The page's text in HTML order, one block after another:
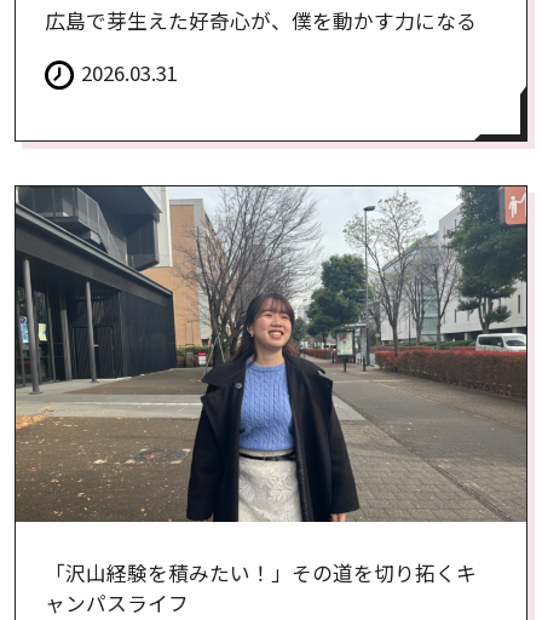
広島で芽生えた好奇心が、僕を動かす力になる
2026.03.31
「沢山経験を積みたい！」その道を切り拓くキ
ャンパスライフ